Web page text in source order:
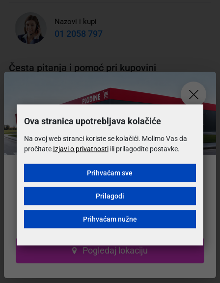
Nazovi i kupi
01 2058 797
Česta pitanja i pomoć pri kupovini
Koje su mogućnosti plaćanja i mogu li kupiti na
rate?
Koliko moram čekati, koji je rok isporuke?
Koji su uvijeti i cijena dostave?
Mogu li vratiti ili zamijeniti proizvod?
Može li se proizvod prije kupovine pogledati?
Preselili smo nanovu lokaciju!
Naš prodajni salon se nalazi na novoj adresi.
Posjetite nas u novom, modernijem prostoru!
Pogledaj lokaciju
Ova stranica upotrebljava kolačiće
Na ovoj web stranci koriste se kolačići. Molimo Vas da
pročitate Izjavi o privatnostiili prilagodite postavke.
Prihvaćam nužne
Prilagodi
Prihvaćam sve